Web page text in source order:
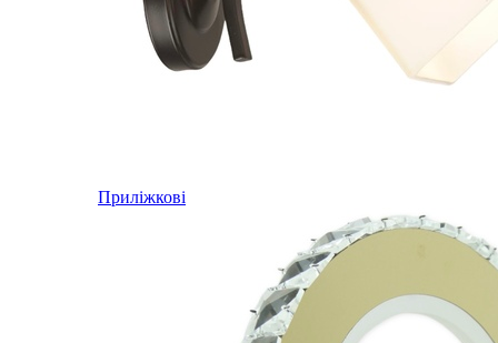
Приліжкові